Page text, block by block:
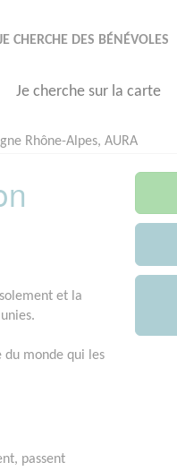
CHERCHE DES BÉNÉVOLES
Je cherche sur la carte
Rhône-Alpes, AURA
et la
monde qui les
passent